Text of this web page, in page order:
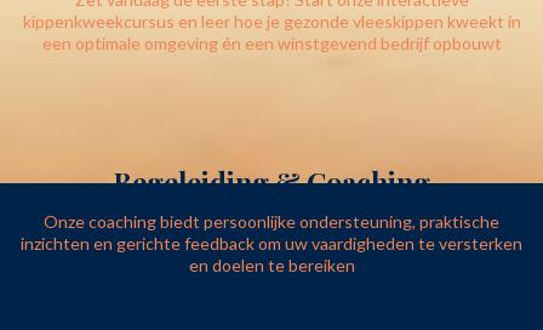
kippenkweekcursus en leer hoe je gezonde vleeskippen kweekt in
een optimale omgeving én een winstgevend bedrijf opbouwt
Begeleiding & Coaching
Onze coaching biedt persoonlijke ondersteuning, praktische
inzichten en gerichte feedback om uw vaardigheden te versterken
en doelen te bereiken